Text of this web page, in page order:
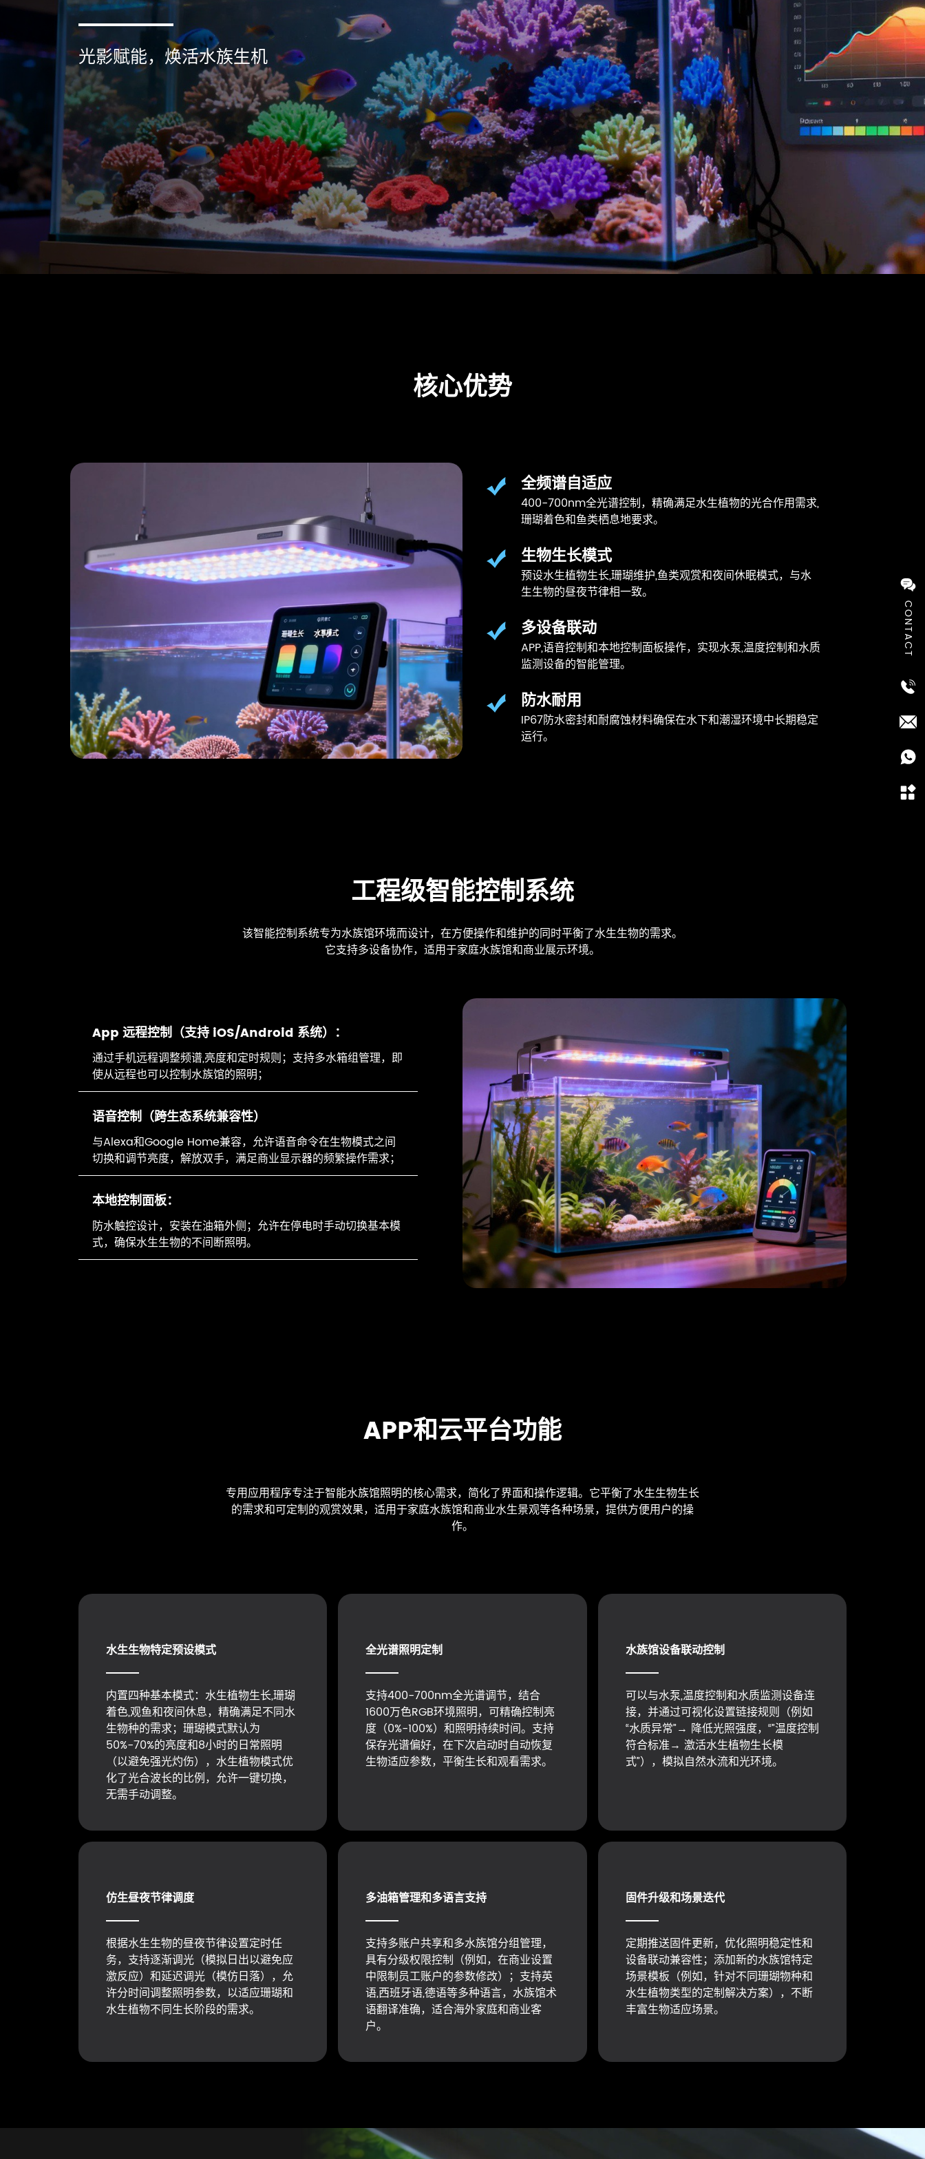
光影赋能，焕活水族生机
核心优势
全频谱自适应
400-700nm全光谱控制，精确满足水生植物的光合作用需求,
珊瑚着色和鱼类栖息地要求。
生物生长模式
预设水生植物生长,珊瑚维护,鱼类观赏和夜间休眠模式，与水
生生物的昼夜节律相一致。
多设备联动
APP,语音控制和本地控制面板操作，实现水泵,温度控制和水质
监测设备的智能管理。
防水耐用
IP67防水密封和耐腐蚀材料确保在水下和潮湿环境中长期稳定
运行。
工程级智能控制系统
该智能控制系统专为水族馆环境而设计，在方便操作和维护的同时平衡了水生生物的需求。
它支持多设备协作，适用于家庭水族馆和商业展示环境。
App 远程控制（支持 iOS/Android 系统）：
通过手机远程调整频谱,亮度和定时规则；支持多水箱组管理，即
使从远程也可以控制水族馆的照明；
语音控制（跨生态系统兼容性）
与Alexa和Google Home兼容，允许语音命令在生物模式之间
切换和调节亮度，解放双手，满足商业显示器的频繁操作需求；
本地控制面板：
防水触控设计，安装在油箱外侧；允许在停电时手动切换基本模
式，确保水生生物的不间断照明。
APP和云平台功能
专用应用程序专注于智能水族馆照明的核心需求，简化了界面和操作逻辑。它平衡了水生生物生长
的需求和可定制的观赏效果，适用于家庭水族馆和商业水生景观等各种场景，提供方便用户的操
作。
水生生物特定预设模式
内置四种基本模式：水生植物生长,珊瑚
着色,观鱼和夜间休息，精确满足不同水
生物种的需求；珊瑚模式默认为
50%-70%的亮度和8小时的日常照明
（以避免强光灼伤），水生植物模式优
化了光合波长的比例，允许一键切换，
无需手动调整。
全光谱照明定制
支持400-700nm全光谱调节，结合
1600万色RGB环境照明，可精确控制亮
度（0%-100%）和照明持续时间。支持
保存光谱偏好，在下次启动时自动恢复
生物适应参数，平衡生长和观看需求。
水族馆设备联动控制
可以与水泵,温度控制和水质监测设备连
接，并通过可视化设置链接规则（例如
“水质异常”→ 降低光照强度，“”温度控制
符合标准→ 激活水生植物生长模
式”），模拟自然水流和光环境。
仿生昼夜节律调度
根据水生生物的昼夜节律设置定时任
务，支持逐渐调光（模拟日出以避免应
激反应）和延迟调光（模仿日落），允
许分时间调整照明参数，以适应珊瑚和
水生植物不同生长阶段的需求。
多油箱管理和多语言支持
支持多账户共享和多水族馆分组管理，
具有分级权限控制（例如，在商业设置
中限制员工账户的参数修改）；支持英
语,西班牙语,德语等多种语言，水族馆术
语翻译准确，适合海外家庭和商业客
户。
固件升级和场景迭代
定期推送固件更新，优化照明稳定性和
设备联动兼容性；添加新的水族馆特定
场景模板（例如，针对不同珊瑚物种和
水生植物类型的定制解决方案），不断
丰富生物适应场景。
CONTACT